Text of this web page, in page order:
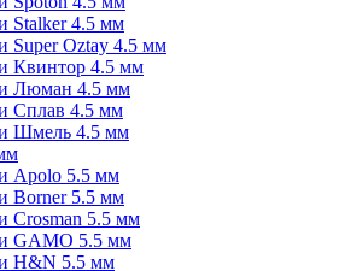
Stalker 4.5 мм
Super Oztay 4.5 мм
Квинтор 4.5 мм
Люман 4.5 мм
Сплав 4.5 мм
Шмель 4.5 мм
Apolo 5.5 мм
Borner 5.5 мм
Crosman 5.5 мм
GAMO 5.5 мм
H&N 5.5 мм